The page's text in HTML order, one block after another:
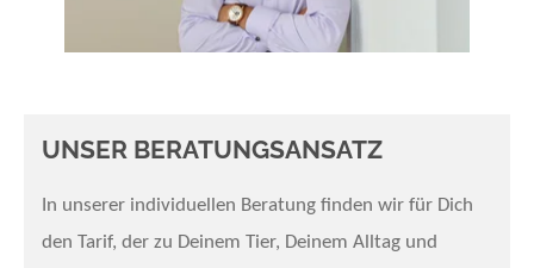
UNSER BERATUNGSANSATZ
In unserer individuellen Beratung finden wir für Dich
den Tarif, der zu Deinem Tier, Deinem Alltag und